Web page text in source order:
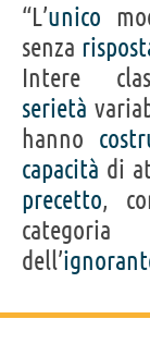
“L’unico
senza
Intere
serietà
hanno
capacità di
precetto,
dell’